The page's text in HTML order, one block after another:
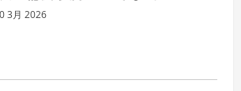
3月 2026